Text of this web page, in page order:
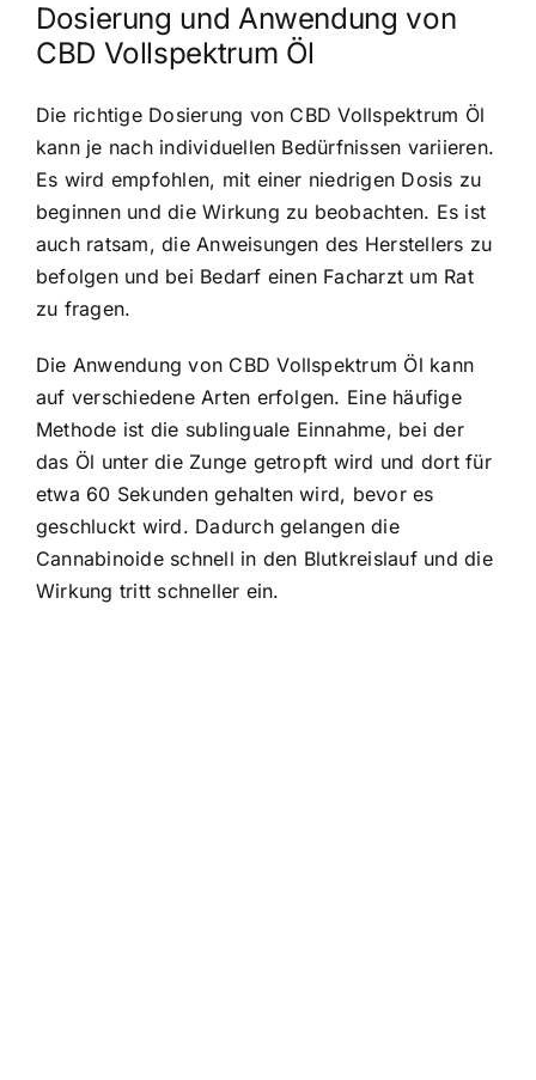
Dosierung und Anwendung von
CBD Vollspektrum Öl
Die richtige Dosierung von CBD Vollspektrum Öl
kann je nach individuellen Bedürfnissen variieren.
Es wird empfohlen, mit einer niedrigen Dosis zu
beginnen und die Wirkung zu beobachten. Es ist
auch ratsam, die Anweisungen des Herstellers zu
befolgen und bei Bedarf einen Facharzt um Rat
zu fragen.
Die Anwendung von CBD Vollspektrum Öl kann
auf verschiedene Arten erfolgen. Eine häufige
Methode ist die sublinguale Einnahme, bei der
das Öl unter die Zunge getropft wird und dort für
etwa 60 Sekunden gehalten wird, bevor es
geschluckt wird. Dadurch gelangen die
Cannabinoide schnell in den Blutkreislauf und die
Wirkung tritt schneller ein.